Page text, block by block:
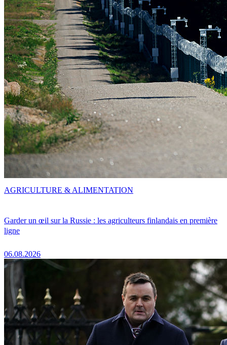
Garder un œil sur la Russie : les agriculteurs finlandais en première
ligne
06.08.2026
AGRICULTURE & ALIMENTATION